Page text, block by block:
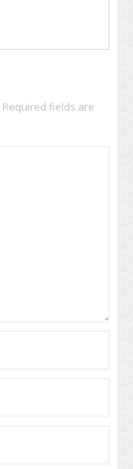
Required fields are